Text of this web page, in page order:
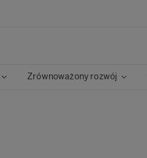
Zrównoważony rozwój